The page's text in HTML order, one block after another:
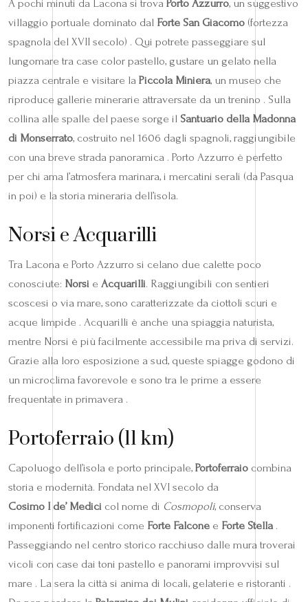
A pochi minuti da Lacona si trova Porto Azzurro, un suggestivo
villaggio portuale dominato dal Forte San Giacomo (fortezza
spagnola del XVII secolo) . Qui potrete passeggiare sul
lungomare tra case color pastello, gustare un gelato nella
piazza centrale e visitare la Piccola Miniera, un museo che
riproduce gallerie minerarie attraversate da un trenino . Sulla
collina alle spalle del paese sorge il Santuario della Madonna
di Monserrato, costruito nel 1606 dagli spagnoli, raggiungibile
con una breve strada panoramica . Porto Azzurro è perfetto
per chi ama l’atmosfera marinara, i mercatini serali (da Pasqua
in poi) e la storia mineraria dell’isola.
Norsi e Acquarilli
Tra Lacona e Porto Azzurro si celano due calette poco
conosciute: Norsi e Acquarilli. Raggiungibili con sentieri
scoscesi o via mare, sono caratterizzate da ciottoli scuri e
acque limpide . Acquarilli è anche una spiaggia naturista,
mentre Norsi è più facilmente accessibile ma priva di servizi.
Grazie alla loro esposizione a sud, queste spiagge godono di
un microclima favorevole e sono tra le prime a essere
frequentate in primavera .
Portoferraio (11 km)
Capoluogo dell’isola e porto principale, Portoferraio combina
storia e modernità. Fondata nel XVI secolo da
Cosimo I de’ Medici col nome di Cosmopoli, conserva
imponenti fortificazioni come Forte Falcone e Forte Stella.
Passeggiando nel centro storico racchiuso dalle mura troverai
vicoli con case dai toni pastello e panorami improvvisi sul
mare . La sera la città si anima di locali, gelaterie e ristoranti .